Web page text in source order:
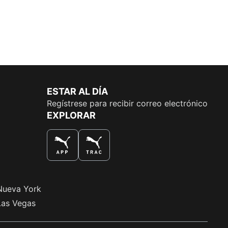
York
Vegas
ESTAR AL DÍA
Regístrese para recibir correo electrónico
EXPLORAR